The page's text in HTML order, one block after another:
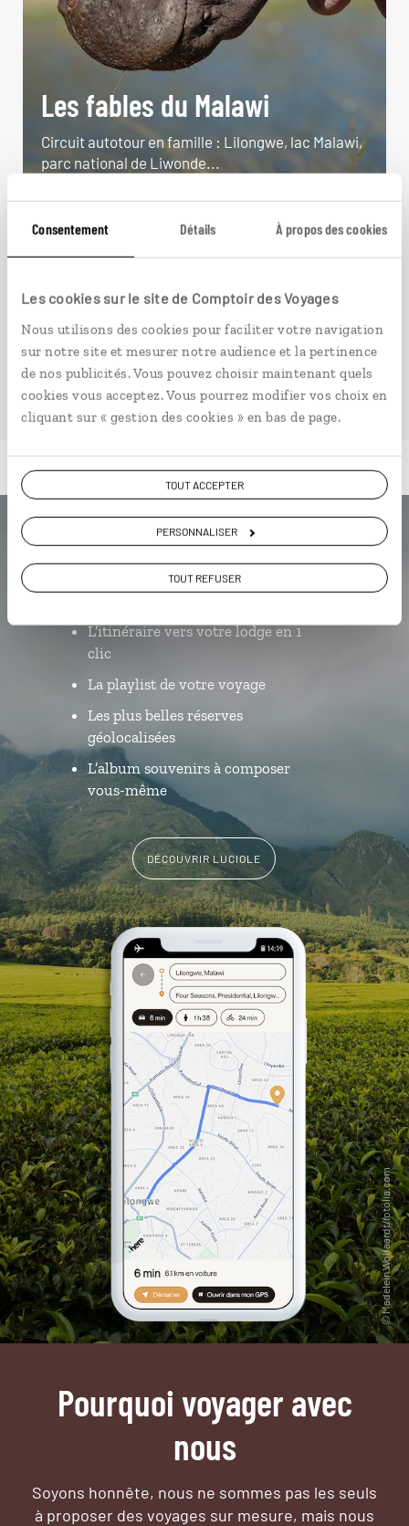
Consentement Détails À propos des cookies
Les cookies sur le site de Comptoir des Voyages
Nous utilisons des cookies pour faciliter votre navigation
sur notre site et mesurer notre audience et la pertinence
de nos publicités. Vous pouvez choisir maintenant quels
cookies vous acceptez. Vous pourrez modifier vos choix en
cliquant sur « gestion des cookies » en bas de page.
TOUT ACCEPTER
PERSONNALISER
TOUT REFUSER
Les fables du Malawi
Circuit autotour en famille : Lilongwe, lac Malawi,
parc national de Liwonde...
14 jours / 11 nuits
à partir de 3250€
VOIR NOS 5 IDÉES DE VOYAGE AU MALAWI
Luciole,
l'appli qui vous guide au Malawi
L’itinéraire vers votre lodge en 1
clic
La playlist de votre voyage
Les plus belles réserves
géolocalisées
L’album souvenirs à composer
vous-même
DÉCOUVRIR LUCIOLE
Pourquoi voyager avec
nous
Soyons honnête, nous ne sommes pas les seuls
à proposer des voyages sur mesure, mais nous